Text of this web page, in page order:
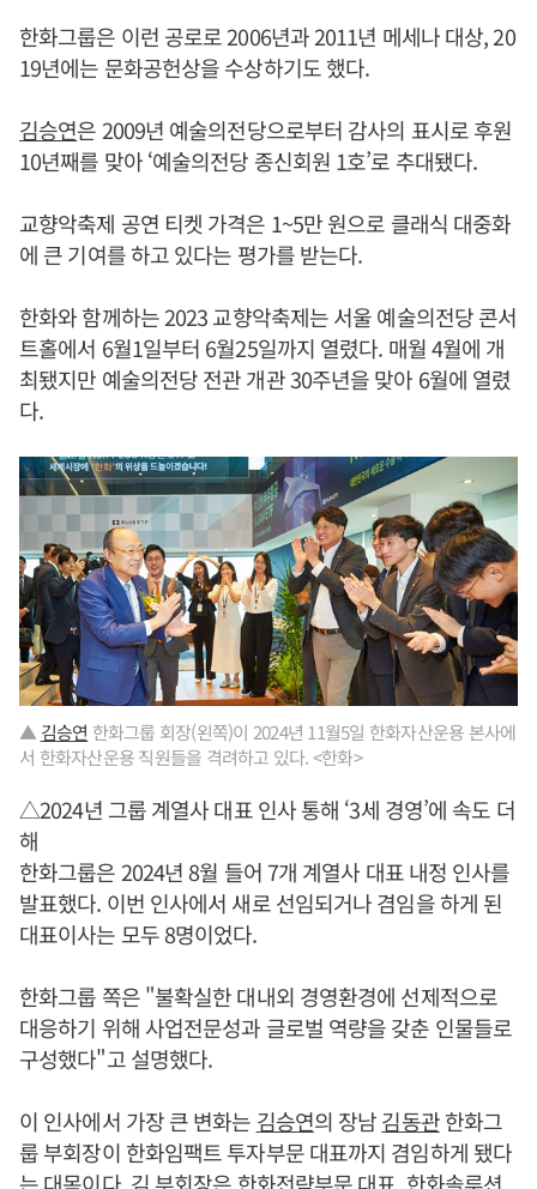
한화그룹은 이런 공로로 2006년과 2011년 메세나 대상, 20
19년에는 문화공헌상을 수상하기도 했다.
김승연은 2009년 예술의전당으로부터 감사의 표시로 후원
10년째를 맞아 ‘예술의전당 종신회원 1호’로 추대됐다.
교향악축제 공연 티켓 가격은 1~5만 원으로 클래식 대중화
에 큰 기여를 하고 있다는 평가를 받는다.
한화와 함께하는 2023 교향악축제는 서울 예술의전당 콘서
트홀에서 6월1일부터 6월25일까지 열렸다. 매월 4월에 개
최됐지만 예술의전당 전관 개관 30주년을 맞아 6월에 열렸
다.
▲ 김승연 한화그룹 회장(왼쪽)이 2024년 11월5일 한화자산운용 본사에
서 한화자산운용 직원들을 격려하고 있다. <한화>
△2024년 그룹 계열사 대표 인사 통해 ‘3세 경영’에 속도 더
해
한화그룹은 2024년 8월 들어 7개 계열사 대표 내정 인사를
발표했다. 이번 인사에서 새로 선임되거나 겸임을 하게 된
대표이사는 모두 8명이었다.
한화그룹 쪽은 "불확실한 대내외 경영환경에 선제적으로
대응하기 위해 사업전문성과 글로벌 역량을 갖춘 인물들로
구성했다"고 설명했다.
이 인사에서 가장 큰 변화는 김승연의 장남김동관한화그
룹 부회장이 한화임팩트 투자부문 대표까지 겸임하게 됐다
는 대목이다. 김 부회장은 한화전략부문 대표, 한화솔루션